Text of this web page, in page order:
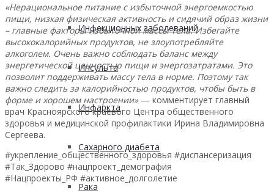
Инфекционных заболеваний
Инсульта
Инфаркта
Сахарного диабета
Рака
«Нерациональное питание с избыточной энергоемкостью
пищи, низкая физическая активность и сидячий образ жизни
– главные факторы избыточной массы тела. Избегайте
высококалорийных продуктов, не злоупотребляйте
алкоголем. Очень важно соблюдать баланс между
энергетической ценностью пищи и энергозатратами. Это
позволит поддерживать массу тела в норме. Поэтому так
важно следить за калорийностью продуктов, чтобы быть в
форме и хорошем настроении»— комментирует главный
врач Красноярского краевого Центра общественного
здоровья и медицинской профилактики Ирина Владимировна
Сергеева.
#укрепление_общественного_здоровья #диспансеризация
#Так_Здорово #нацпроект_демография
#Нацпроекты_РФ #активное_долголетие